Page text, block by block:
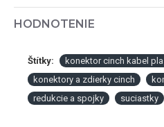
HODNOTENIE
Štítky: konektor cinch kabel
konektory a zdierky cinch
redukcie a spojky
suciastky